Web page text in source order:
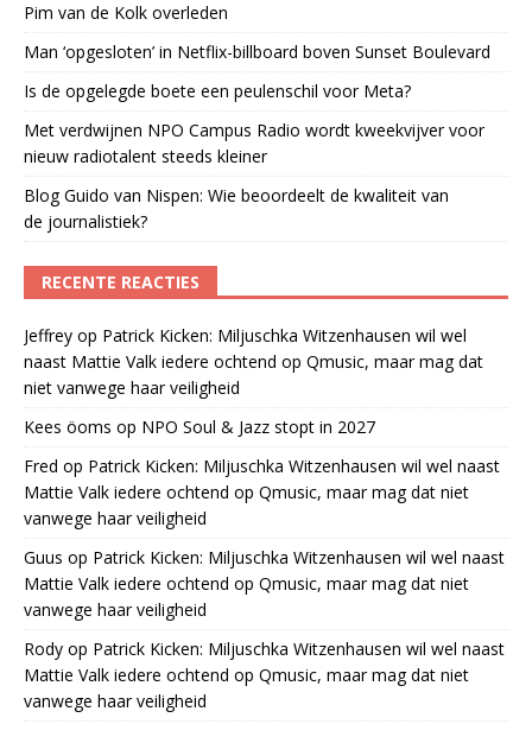
Pim van de Kolk overleden
Man ‘opgesloten’ in Netflix-billboard boven Sunset Boulevard
Is de opgelegde boete een peulenschil voor Meta?
Met verdwijnen NPO Campus Radio wordt kweekvijver voor
nieuw radiotalent steeds kleiner
Blog Guido van Nispen: Wie beoordeelt de kwaliteit van
de journalistiek?
RECENTE REACTIES
Jeffrey op Patrick Kicken: Miljuschka Witzenhausen wil wel
naast Mattie Valk iedere ochtend op Qmusic, maar mag dat
niet vanwege haar veiligheid
Kees öoms op NPO Soul & Jazz stopt in 2027
Fred op Patrick Kicken: Miljuschka Witzenhausen wil wel naast
Mattie Valk iedere ochtend op Qmusic, maar mag dat niet
vanwege haar veiligheid
Guus op Patrick Kicken: Miljuschka Witzenhausen wil wel naast
Mattie Valk iedere ochtend op Qmusic, maar mag dat niet
vanwege haar veiligheid
Rody op Patrick Kicken: Miljuschka Witzenhausen wil wel naast
Mattie Valk iedere ochtend op Qmusic, maar mag dat niet
vanwege haar veiligheid